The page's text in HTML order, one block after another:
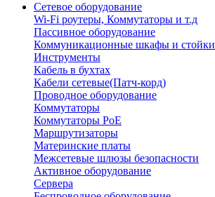
Сетевое оборудование
Wi-Fi роутеры, Коммутаторы и т.д
Пассивное оборудование
Коммуникационные шкафы и стойки
Инструменты
Кабель в бухтах
Кабели сетевые(Патч-корд)
Проводное оборудование
Коммутаторы
Коммутаторы PoE
Маршрутизаторы
Материнские платы
Межсетевые шлюзы безопасности
Активное оборудование
Сервера